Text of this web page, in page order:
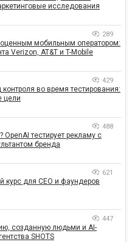
исследования
289
мобильным оператором:
Verizon, AT&T и T-Mobile
429
во время тестирования:
цели
488
тестирует рекламу с
бренда
621
курс для CEO и фаундеров
447
созданную людьми и AI-
SHOTS